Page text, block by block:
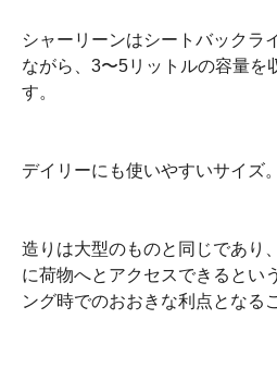
シャーリーンはシートバックラ
ながら、3〜5リットルの容量を
す。
デイリーにも使いやすいサイズ。
造りは大型のものと同じであり
に荷物へとアクセスできるとい
ング時でのおおきな利点となる